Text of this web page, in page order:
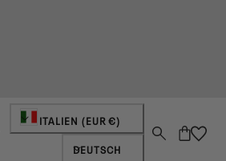
Land/Region
ITALIEN (EUR €)
Sprache
DEUTSCH
Warenkorb